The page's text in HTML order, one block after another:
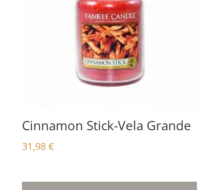
Cinnamon Stick-Vela Grande
31,98€